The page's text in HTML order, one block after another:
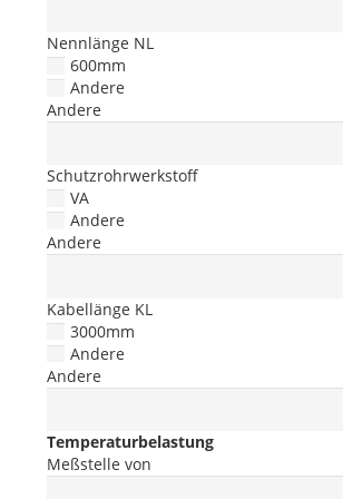
Nennlänge NL
600mm
Andere
Andere
Schutzrohrwerkstoff
VA
Andere
Andere
Kabellänge KL
3000mm
Andere
Andere
Temperaturbelastung
Meßstelle von